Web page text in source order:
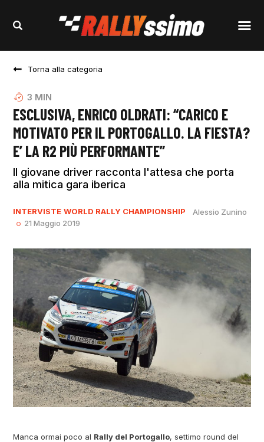
Torna alla categoria
3 MIN
ESCLUSIVA, ENRICO OLDRATI: “CARICO E
MOTIVATO PER IL PORTOGALLO. LA FIESTA?
E’ LA R2 PIÙ PERFORMANTE”
Il giovane driver racconta l'attesa che porta
alla mitica gara iberica
INTERVISTE WORLD RALLY CHAMPIONSHIP
Alessio Zunino
21 Maggio 2019
Manca ormai poco al Rally del Portogallo, settimo round del